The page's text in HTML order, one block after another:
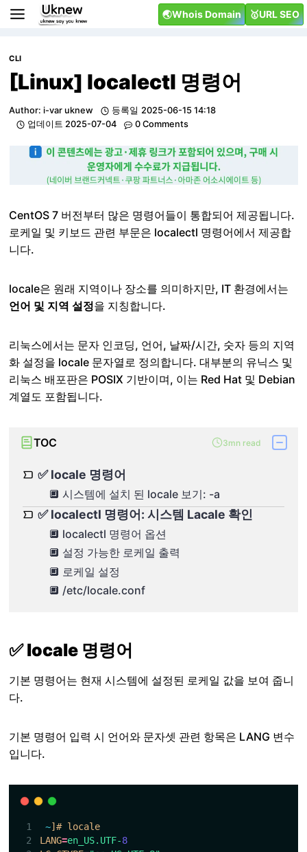
Skip
🌏Whois Domain 🥇URL SEO
CLI
[Linux] localectl 명령어
Author: i-var uknew 등록일 2025-06-15 14:18
업데이트 2025-07-04 0 Comments
CentOS 7 버전부터 많은 명령어들이 통합되어 제공됩니다.
로케일 및 키보드 관련 부문은 localectl 명령어에서 제공합
니다.
locale은 원래 지역이나 장소를 의미하지만, IT 환경에서는
언어 및 지역 설정을 지칭합니다.
리눅스에서는 문자 인코딩, 언어, 날짜/시간, 숫자 등의 지역
화 설정을 locale 문자열로 정의합니다. 대부분의 유닉스 및
리눅스 배포판은 POSIX 기반이며, 이는 Red Hat 및 Debian
계열도 포함됩니다.
TOC 3mn read
✅ locale 명령어
🔲 시스템에 설치 된 locale 보기: -a
✅ localectl 명령어: 시스템 Lacale 확인
🔲 localectl 명령어 옵션
🔲 설정 가능한 로케일 출력
🔲 로케일 설정
🔲 /etc/locale.conf
✅ locale 명령어
기본 명령어는 현재 시스템에 설정된 로케일 값을 보여 줍니
다.
기본 명령어 입력 시 언어와 문자셋 관련 항목은 LANG 변수
입니다.
~]# locale
LANG=en_US.UTF-8